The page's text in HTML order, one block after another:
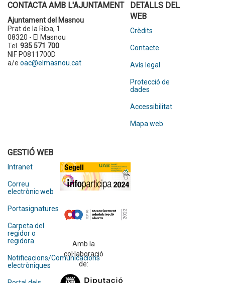
CONTACTA AMB L'AJUNTAMENT
Ajuntament del Masnou
Prat de la Riba, 1
08320 - El Masnou
Tel. 935 571 700
NIF P0811700D
a/e oac@elmasnou.cat
DETALLS DEL
WEB
Crèdits
Contacte
Avís legal
Protecció de
dades
Accessibilitat
Mapa web
GESTIÓ WEB
Intranet
Correu
electrònic web
Portasignatures
Carpeta del
regidor o
regidora
Notificacions/Comunicacions
electròniques
Amb la
col·laboració
de: